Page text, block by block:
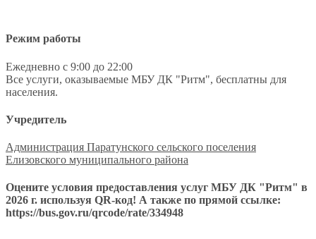
Режим работы
Ежедневно с 9:00 до 22:00
Все услуги, оказываемые МБУ ДК "Ритм", бесплатны для
населения.
Учредитель
Администрация Паратунского сельского поселения
Елизовского муниципального района
Оцените условия предоставления услуг МБУ ДК "Ритм" в
2026 г. используя QR-код! А также по прямой ссылке:
https://bus.gov.ru/qrcode/rate/334948